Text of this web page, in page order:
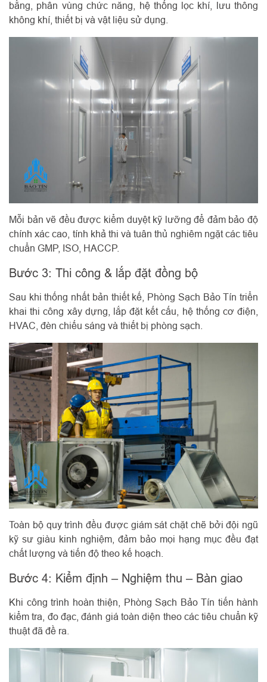
bằng, phân vùng chức năng, hệ thống lọc khí, lưu thông
không khí, thiết bị và vật liệu sử dụng.
Mỗi bản vẽ đều được kiểm duyệt kỹ lưỡng để đảm bảo độ
chính xác cao, tính khả thi và tuân thủ nghiêm ngặt các tiêu
chuẩn GMP, ISO, HACCP.
Bước 3: Thi công & lắp đặt đồng bộ
Sau khi thống nhất bản thiết kế, Phòng Sạch Bảo Tín triển
khai thi công xây dựng, lắp đặt kết cấu, hệ thống cơ điện,
HVAC, đèn chiếu sáng và thiết bị phòng sạch.
Toàn bộ quy trình đều được giám sát chặt chẽ bởi đội ngũ
kỹ sư giàu kinh nghiệm, đảm bảo mọi hạng mục đều đạt
chất lượng và tiến độ theo kế hoạch.
Bước 4: Kiểm định – Nghiệm thu – Bàn giao
Khi công trình hoàn thiện, Phòng Sạch Bảo Tín tiến hành
kiểm tra, đo đạc, đánh giá toàn diện theo các tiêu chuẩn kỹ
thuật đã đề ra.